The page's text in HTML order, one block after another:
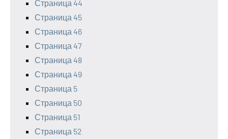
Страница 44
Страница 45
Страница 46
Страница 47
Страница 48
Страница 49
Страница 5
Страница 50
Страница 51
Страница 52